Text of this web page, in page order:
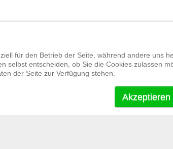
für den Betrieb der Seite, während andere uns
selbst entscheiden, ob Sie die Cookies zulassen
der Seite zur Verfügung stehen.
Akzeptieren